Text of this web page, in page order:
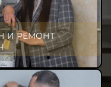
И РЕМОНТ